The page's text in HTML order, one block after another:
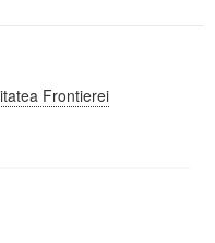
Frontierei